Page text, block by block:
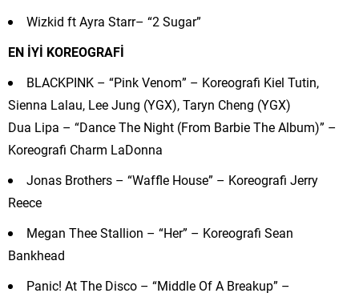
Wizkid ft Ayra Starr– “2 Sugar”
EN İYİ KOREOGRAFİ
BLACKPINK – “Pink Venom” – Koreografi Kiel Tutin,
Sienna Lalau, Lee Jung (YGX), Taryn Cheng (YGX)
Dua Lipa – “Dance The Night (From Barbie The Album)” –
Koreografi Charm LaDonna
Jonas Brothers – “Waffle House” – Koreografi Jerry
Reece
Megan Thee Stallion – “Her” – Koreografi Sean
Bankhead
Panic! At The Disco – “Middle Of A Breakup” –